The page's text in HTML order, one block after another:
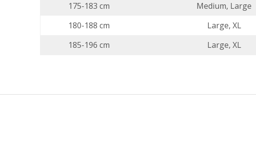
175-183 cm
Medium, Large
180-188 cm
Large, XL
185-196 cm
Large, XL